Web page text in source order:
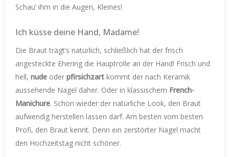
Schau’ ihm in die Augen, Kleines!
Ich küsse deine Hand, Madame!
Die Braut trägt’s natürlich, schließlich hat der frisch
angesteckte Ehering die Hauptrolle an der Hand! Frisch und
hell, nude oder pfirsichzart kommt der nach Keramik
aussehende Nagel daher. Oder in klassischem French-
Manichure. Schon wieder der natürliche Look, den Braut
aufwendig herstellen lassen darf. Am besten vom besten
Profi, den Braut kennt. Denn ein zerstörter Nagel macht
den Hochzeitstag nicht schöner.